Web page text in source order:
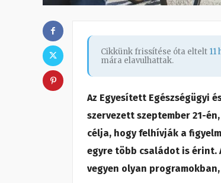
Cikkünk frissítése óta eltelt 11
mára elavulhattak.
Az Egyesített Egészségügyi
szervezett szeptember 21-
célja, hogy felhívják a
egyre több családot is érint.
vegyen olyan